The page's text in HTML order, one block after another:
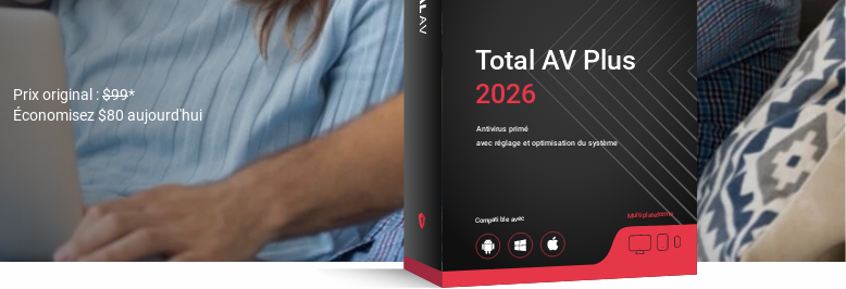
Prix original :$99*
Économisez$80 aujourd'hui
2026
Antivirus primé
avec réglage et optimisation du système
Compatible avec Multiplateforme
Total AV Plus